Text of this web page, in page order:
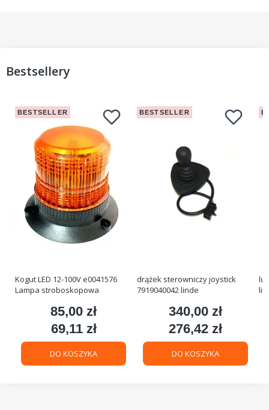
Bestsellery
BESTSELLER
Kogut LED 12-100V e0041576
Lampa stroboskopowa
Cena
85,00 zł
Cena
69,11 zł
DO KOSZYKA
BESTSELLER
drążek sterowniczy joystick
7919040042 linde
Cena
340,00 zł
Cena
276,42 zł
DO KOSZYKA